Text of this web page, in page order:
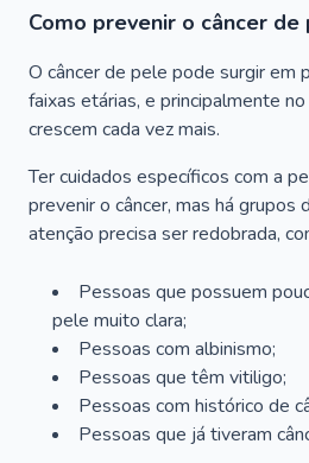
Como prevenir o câncer de
O câncer de pele pode surgir em
faixas etárias, e principalmente
crescem cada vez mais.
Ter cuidados específicos com a
prevenir o câncer, mas há grupos
atenção precisa ser redobrada,
Pessoas que possuem
pele muito clara;
Pessoas com albinismo;
Pessoas que têm vitiligo;
Pessoas com histórico de
Pessoas que já tiveram